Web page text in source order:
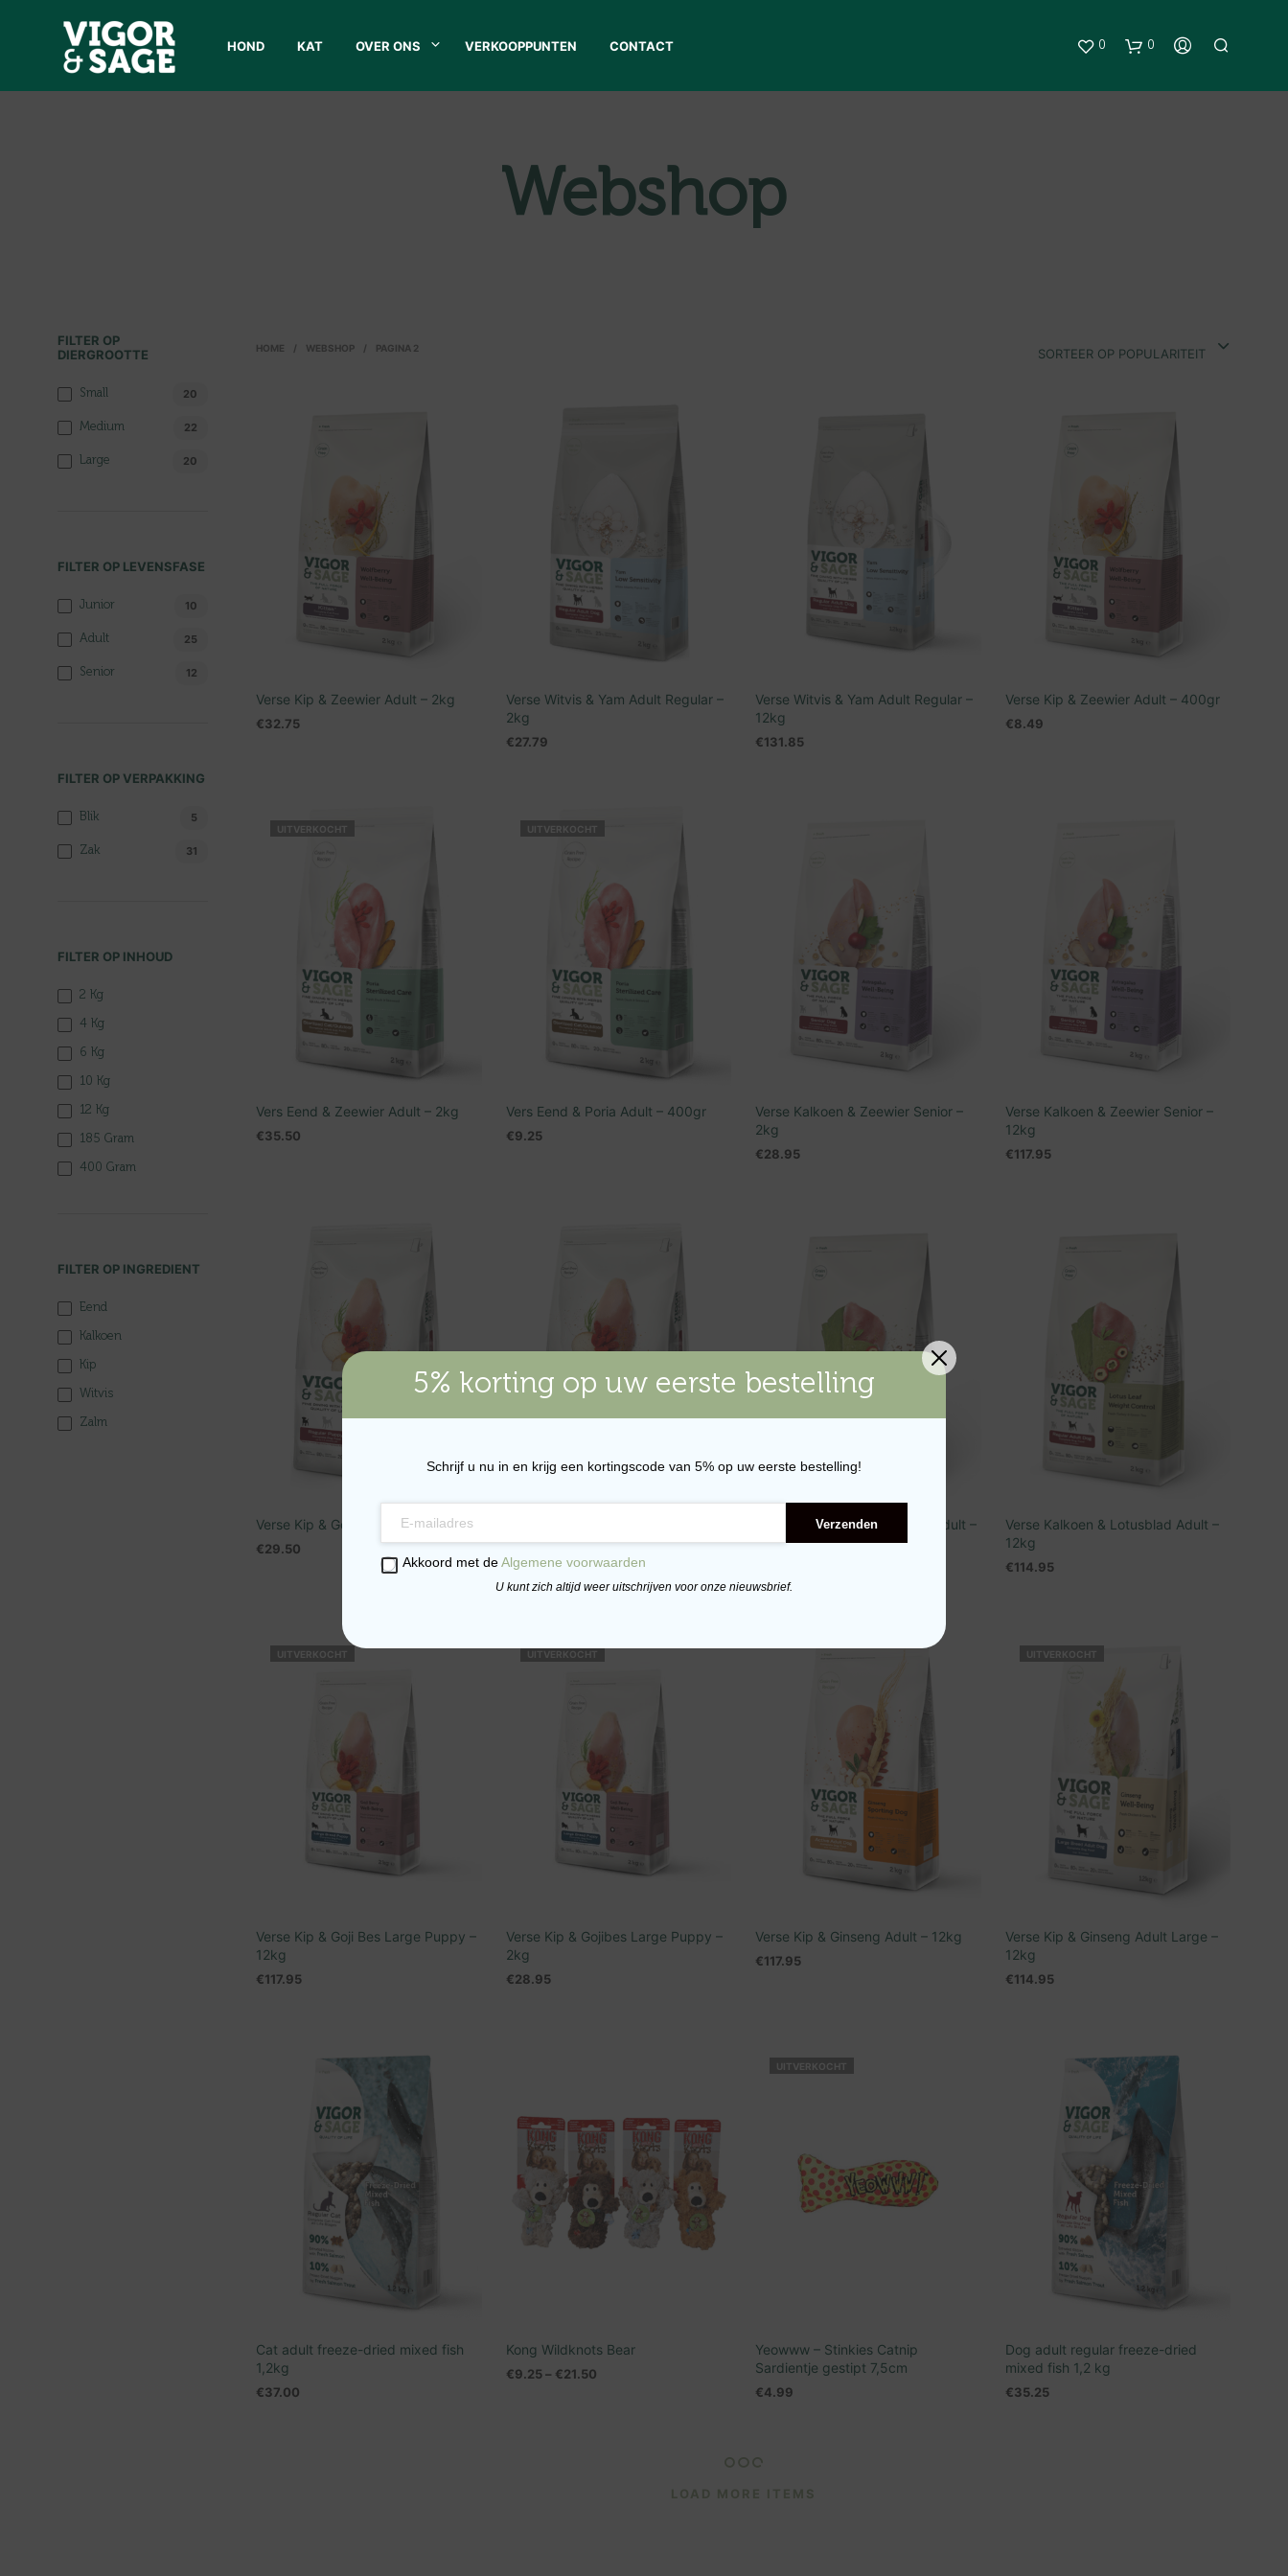
0 0
HOND KAT OVER ONS VERKOOPPUNTEN CONTACT
Webshop
FILTER OP
DIERGROOTTE
Small 20
Medium 22
Large 20
FILTER OP LEVENSFASE
Junior 10
Adult 25
Senior 12
FILTER OP VERPAKKING
Blik 5
Zak 31
FILTER OP INHOUD
2 Kg
4 Kg
6 Kg
10 Kg
12 Kg
185 Gram
400 Gram
FILTER OP INGREDIENT
Eend
Kalkoen
Kip
Witvis
Zalm
HOME / WEBSHOP / PAGINA 2 SORTEER OP POPULARITEIT
Verse Kip & Zeewier Adult – 2kg
€32.75
Verse Witvis & Yam Adult Regular –
2kg
€27.79
Verse Witvis & Yam Adult Regular –
12kg
€131.85
Verse Kip & Zeewier Adult – 400gr
€8.49
UITVERKOCHT
Vers Eend & Zeewier Adult – 2kg
€35.50
UITVERKOCHT
Vers Eend & Poria Adult – 400gr
€9.25
Verse Kalkoen & Zeewier Senior –
2kg
€28.95
Verse Kalkoen & Zeewier Senior –
12kg
€117.95
Verse Kip & Goji Bes Puppy – 2kg
€29.50
TOEVOEGEN AAN WINKELWAGEN
Verse Kalkoen e& Lotusblad Adult –
2kg
TOEVOEGEN AAN WINKELWAGEN
Verse Kalkoen & Lotusblad Adult –
12kg
€114.95
UITVERKOCHT
Verse Kip & Goji Bes Large Puppy –
12kg
€117.95
UITVERKOCHT
Verse Kip & Gojibes Large Puppy –
2kg
€28.95
Verse Kip & Ginseng Adult – 12kg
€117.95
UITVERKOCHT
Verse Kip & Ginseng Adult Large –
12kg
€114.95
Cat adult freeze-dried mixed fish
1,2kg
€37.00
Kong Wildknots Bear
€9.25– €21.50
UITVERKOCHT
Yeowww – Stinkies Catnip
Sardientje gestipt 7,5cm
€4.99
Dog adult regular freeze-dried
mixed fish 1,2 kg
€35.25
LOAD MORE ITEMS
N
L
5% korting op uw eerste bestelling
Schrijf u nu in en krijg een kortingscode van 5% op uw eerste bestelling!
Verzenden
Akkoord met deAlgemene voorwaarden
U kunt zich altijd weer uitschrijven voor onze nieuwsbrief.